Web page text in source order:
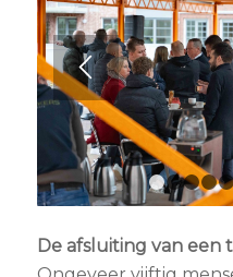
De afsluiting van een